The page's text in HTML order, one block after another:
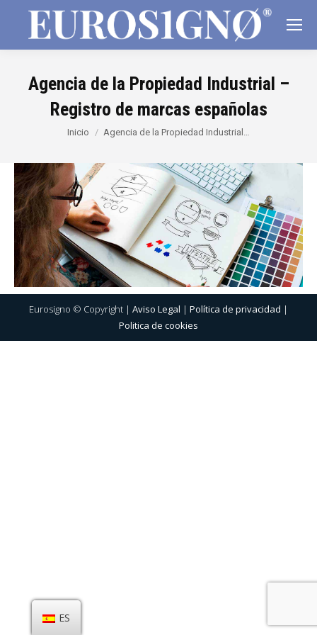
Agencia de la Propiedad Industrial –
Registro de marcas españolas
Estás aquí:
Inicio Agencia de la Propiedad Industrial…
Eurosigno © Copyright | Aviso Legal | Política de privacidad |
Politica de cookies
ES